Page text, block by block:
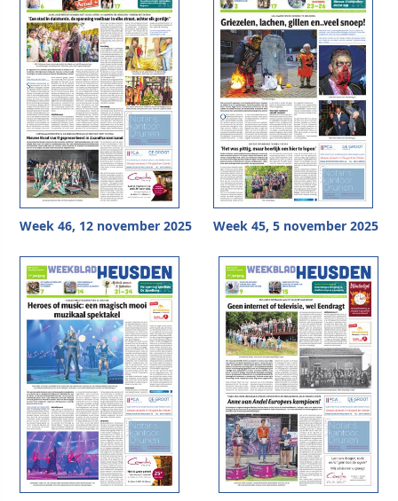
Week 46, 12 november 2025 Week 45, 5 november 2025